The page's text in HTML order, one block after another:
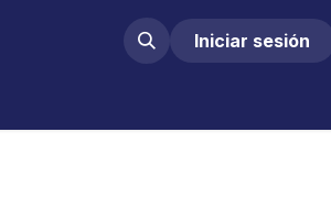
Iniciar sesión